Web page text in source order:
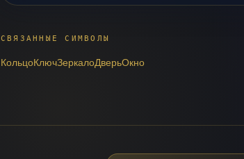
СВЯЗАННЫЕ СИМВОЛЫ
КольцоКлючЗеркалоДверьОкно